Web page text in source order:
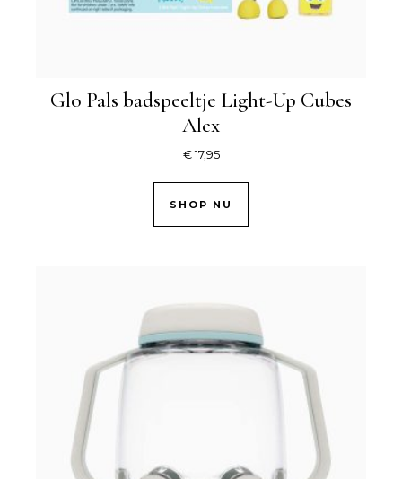
Glo Pals badspeeltje Light-Up Cubes
Alex
€17,95
SHOP NU